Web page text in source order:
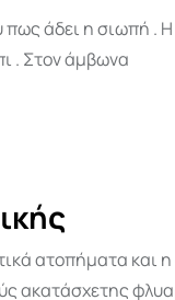
άδει η σιωπή .
. Στον άμβωνα
ατοπήματα και
ακατάσχετης